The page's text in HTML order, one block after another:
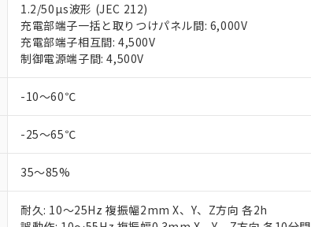
1.2/50µs波形 (JEC 212)
充電部端子一括と取りつけパネル間: 6,000V
充電部端子相互間: 4,500V
制御電源端子間: 4,500V
-10～60℃
-25～65℃
35～85%
耐久: 10～25Hz 複振幅2mm X、Y、Z方向 各2h